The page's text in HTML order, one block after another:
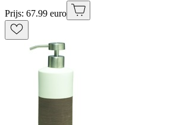
Prijs: 67.99 euro